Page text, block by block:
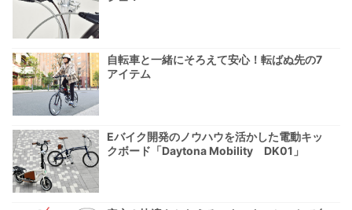
自転車と一緒にそろえて安心！転ばぬ先の7
アイテム
Eバイク開発のノウハウを活かした電動キッ
クボード「Daytona Mobility DK01」